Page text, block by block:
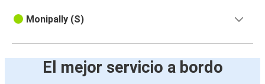
Monipally (S)
El mejor servicio a bordo